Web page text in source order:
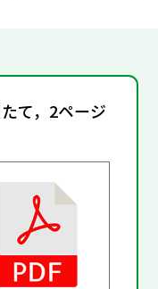
て，2ページ